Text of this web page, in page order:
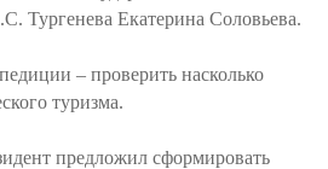
Тургенева Екатерина Соловьева.
– проверить насколько
туризма.
предложил сформировать